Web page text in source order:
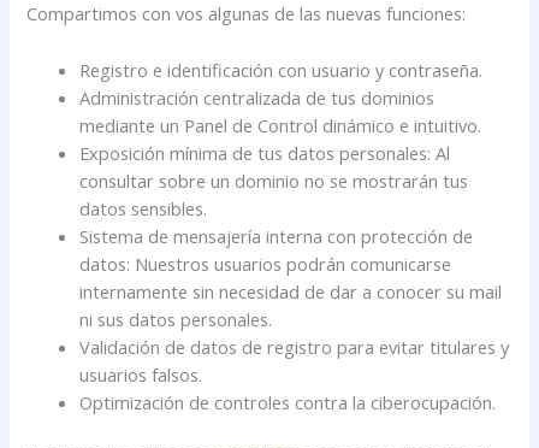
Compartimos con vos algunas de las nuevas funciones:
Registro e identificación con usuario y contraseña.
Administración centralizada de tus dominios
mediante un Panel de Control dinámico e intuitivo.
Exposición mínima de tus datos personales: Al
consultar sobre un dominio no se mostrarán tus
datos sensibles.
Sistema de mensajería interna con protección de
datos: Nuestros usuarios podrán comunicarse
internamente sin necesidad de dar a conocer su mail
ni sus datos personales.
Validación de datos de registro para evitar titulares y
usuarios falsos.
Optimización de controles contra la ciberocupación.